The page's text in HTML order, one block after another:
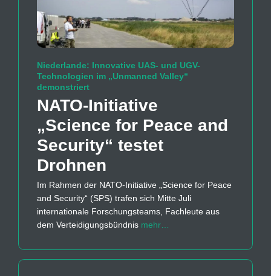
Niederlande: Innovative UAS- und UGV-
Technologien im „Unmanned Valley“
demonstriert
NATO-Initiative
„Science for Peace and
Security“ testet
Drohnen
Im Rahmen der NATO-Initiative „Science for Peace
and Security“ (SPS) trafen sich Mitte Juli
internationale Forschungsteams, Fachleute aus
dem Verteidigungsbündnis mehr…